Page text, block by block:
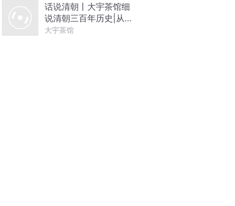
话说清朝丨大宇茶馆细
说清朝三百年历史|从努
尔哈赤到末代皇帝溥仪|
大宇茶馆